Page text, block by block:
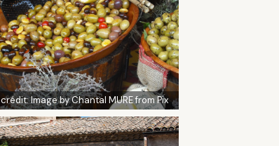
crédit:Image by Chantal MURE from Pix